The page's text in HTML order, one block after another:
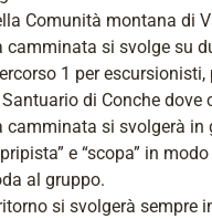
Comunità montana di
camminata si svolge su
1 per
di Conche dove
camminata si svolgerà
e “scopa” in
al gruppo.
si svolgerà sempre